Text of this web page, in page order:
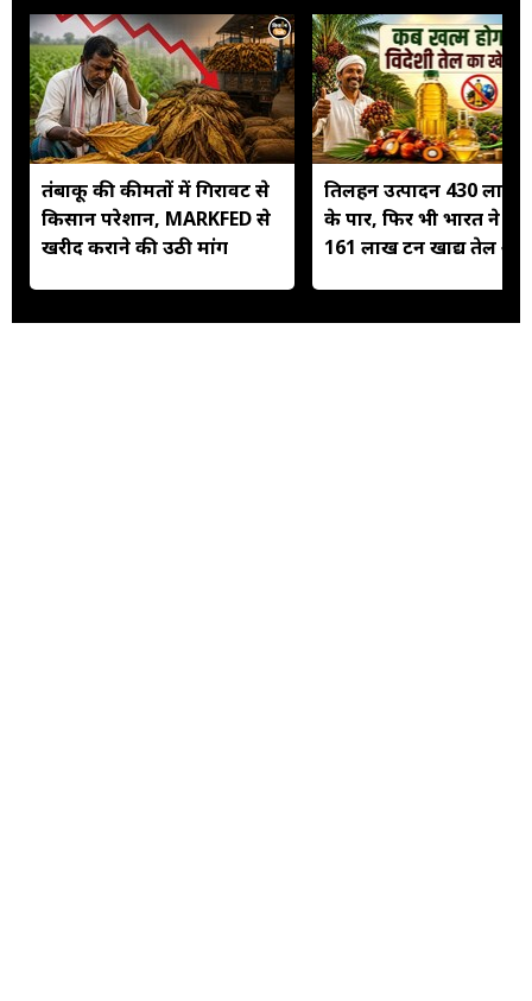
तंबाकू की कीमतों में गिरावट से
किसान परेशान, MARKFED से
खरीद कराने की उठी मांग
तिलहन उत्पादन 430 लाख
के पार, फिर भी भारत ने
161 लाख टन खाद्य तेल